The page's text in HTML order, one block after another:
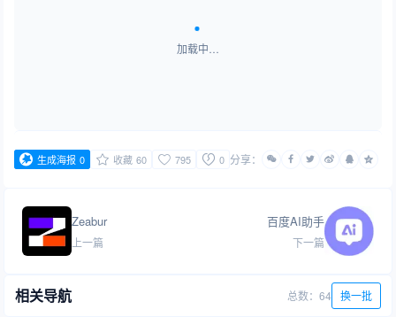
加载中…
生成海报 0 收藏 60 795 0 分享：
Zeabur
上一篇
百度AI助手
下一篇
相关导航 总数：64 换一批